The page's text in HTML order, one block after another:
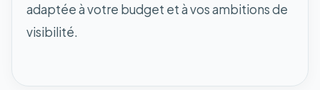
adaptée à votre budget et à vos ambitions de
visibilité.